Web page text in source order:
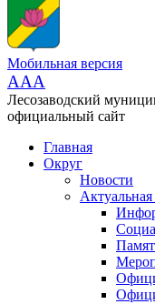
Мобильная версия
AAA
Лесозаводский
официальный сайт
Главная
Округ
Новости